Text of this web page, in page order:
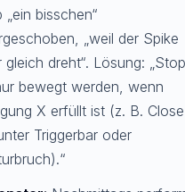
„ein bisschen“
„weil der Spike
gleich dreht“. Lösung:
bewegt werden, wenn
X erfüllt ist (z. B. Close
Triggerbar oder